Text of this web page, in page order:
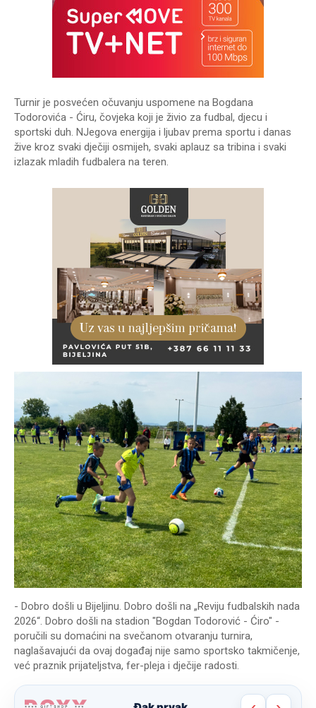
Turnir je posvećen očuvanju uspomene na Bogdana
Todorovića - Ćiru, čovjeka koji je živio za fudbal, djecu i
sportski duh. NJegova energija i ljubav prema sportu i danas
žive kroz svaki dječiji osmijeh, svaki aplauz sa tribina i svaki
izlazak mladih fudbalera na teren.
- Dobro došli u Bijeljinu. Dobro došli na „Reviju fudbalskih nada
2026“. Dobro došli na stadion "Bogdan Todorović - Ćiro" -
poručili su domaćini na svečanom otvaranju turnira,
naglašavajući da ovaj događaj nije samo sportsko takmičenje,
već praznik prijateljstva, fer-pleja i dječije radosti.